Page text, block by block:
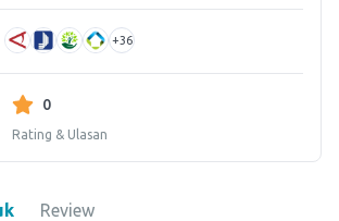
+36
0
Rating & Ulasan
Review